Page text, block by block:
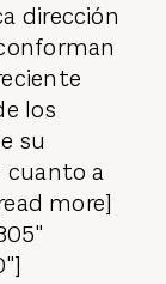
dirección
los
su
cuanto a
more]